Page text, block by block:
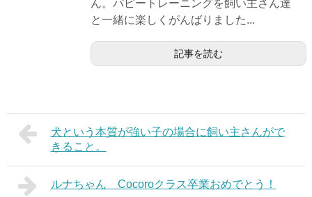
ん。パピートレーニングを飼い主さん達
と一緒に楽しくがんばりました...
記事を読む
犬という本質が強い子の場合に飼い主さんがで
きること。
ルナちゃん Cocoroクラス卒業おめでとう！